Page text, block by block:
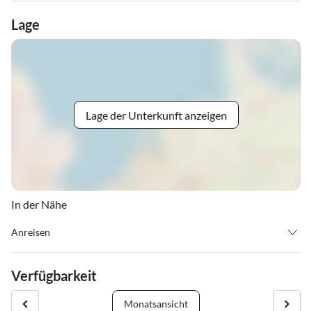
Lage
Lage der Unterkunft anzeigen
In der Nähe
Anreisen
Tourismusbüro rechts abbiegen - Richtung "Krapflhof" - Richtung
Winklern und auf den Erlsberg - den Wegweisern folgen
Verfügbarkeit
Monatsansicht